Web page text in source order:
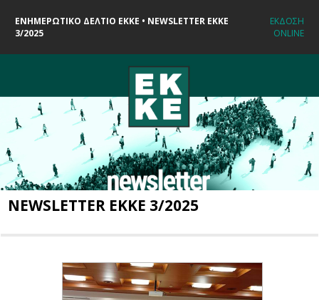
ΕΝΗΜΕΡΩΤΙΚΟ ΔΕΛΤΙΟ ΕΚΚΕ • NEWSLETTER EKKE
3/2025
ΕΚΔΟΣΗ
ONLINE
NEWSLETTER EKKE 3/2025